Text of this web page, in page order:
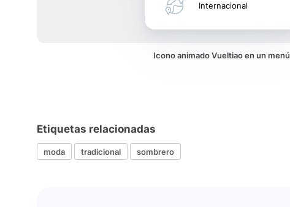
Internacional
Icono animado Vueltiao en un menú
Etiquetas relacionadas
moda tradicional sombrero